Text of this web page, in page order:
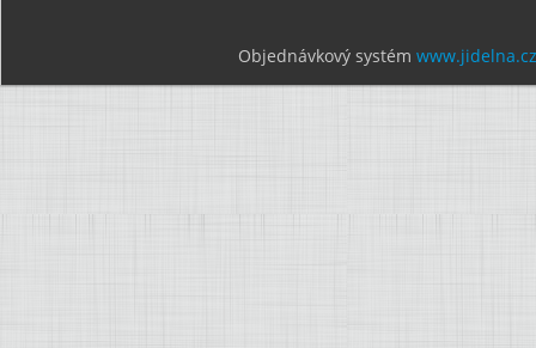
Objednávkový systém www.jidelna.cz